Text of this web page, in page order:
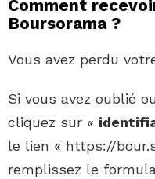
Comment
Boursorama ?
Vous avez perdu
Si vous avez oublié
cliquez sur «
le lien « https://
remplissez le